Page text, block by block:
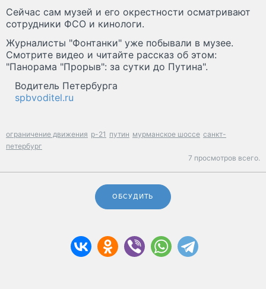
Сейчас сам музей и его окрестности осматривают
сотрудники ФСО и кинологи.
Журналисты "Фонтанки" уже побывали в музее.
Смотрите видео и читайте рассказ об этом:
"Панорама "Прорыв": за сутки до Путина".
Водитель Петербурга
spbvoditel.ru
ограничение движения р-21 путин мурманское шоссе санкт-
петербург
7 просмотров всего.
ОБСУДИТЬ